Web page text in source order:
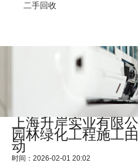
二手回收
上海升岸实业有限
园林绿化工程施工
动
时间：2026-02-01 20:02